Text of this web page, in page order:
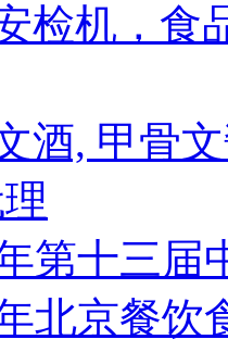
检机，食
酒, 甲骨
第十三届
北京餐饮